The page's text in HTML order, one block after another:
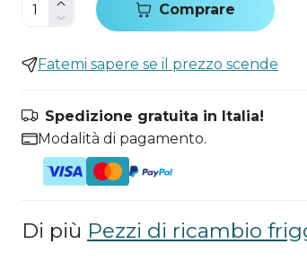
Comprare
Fatemi sapere se il prezzo scende
Spedizione gratuita in Italia!
Modalità di pagamento.
Di più Pezzi di ricambio